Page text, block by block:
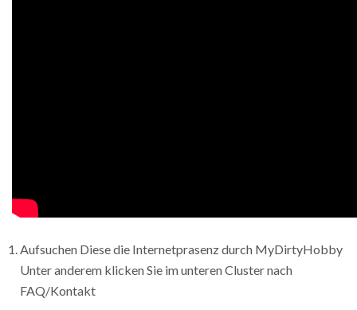
Aufsuchen Diese die Internetprasenz durch MyDirtyHobby
Unter anderem klicken Sie im unteren Cluster nach
FAQ/Kontakt